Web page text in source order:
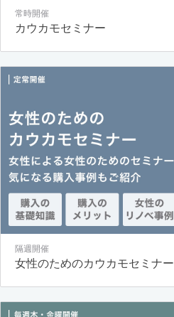
常時開催
カウカモセミナー
隔週開催
女性のためのカウカモセミナー